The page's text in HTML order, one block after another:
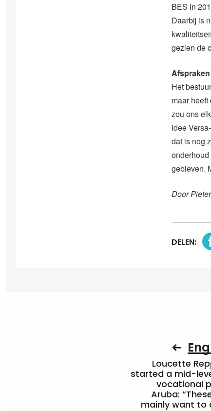
BES in
Daarbij is
gezien de
Het
maar
zou ons
Idee
dat is nog
gebleven.
Door
DELEN:
Loucette
started a mid-
vocational
Aruba:
mainly want to